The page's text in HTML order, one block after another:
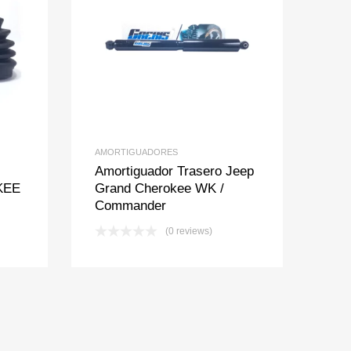
Add to Wishlist
Add to Compare
AMORTIGUADORES
Amortiguador Trasero Jeep
Grand Cherokee WK /
Commander
(0 reviews)